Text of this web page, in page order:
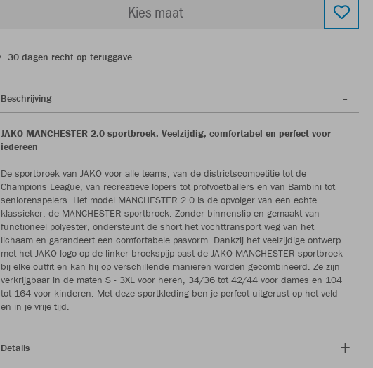
Kies maat
30 dagen recht op teruggave
Beschrijving
JAKO MANCHESTER 2.0 sportbroek: Veelzijdig, comfortabel en perfect voor
iedereen
De sportbroek van JAKO voor alle teams, van de districtscompetitie tot de
Champions League, van recreatieve lopers tot profvoetballers en van Bambini tot
seniorenspelers. Het model MANCHESTER 2.0 is de opvolger van een echte
klassieker, de MANCHESTER sportbroek. Zonder binnenslip en gemaakt van
functioneel polyester, ondersteunt de short het vochttransport weg van het
lichaam en garandeert een comfortabele pasvorm. Dankzij het veelzijdige ontwerp
met het JAKO-logo op de linker broekspijp past de JAKO MANCHESTER sportbroek
bij elke outfit en kan hij op verschillende manieren worden gecombineerd. Ze zijn
verkrijgbaar in de maten S - 3XL voor heren, 34/36 tot 42/44 voor dames en 104
tot 164 voor kinderen. Met deze sportkleding ben je perfect uitgerust op het veld
en in je vrije tijd.
Details